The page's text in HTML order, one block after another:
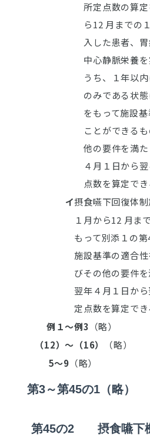
所定点数の算
ら12 月までの
入した患者、
中心静脈栄養
うち、１年以
のみである状
をもって施設
ことができる
他の要件を満
４月１日から
点数を算定でき
イ摂食嚥下回復体
１月から12 月ま
もって別添１の
施設基準の適合
びその他の要件を
翌年４月１日か
定点数を算定でき
例１～例3 （略）
（12）～（16）
（略）
5～9 （略）
第3～第45の1 （略）
第45の2摂食嚥下